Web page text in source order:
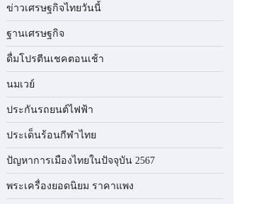
ข่าวเศรษฐกิจไทยวันนี้
ฐานเศรษฐกิจ
ดื่มโปรตีนเชคตอนเช้า
นมเวย์
ประกันรถยนต์ไฟฟ้า
ประเด็นร้อนกีฬาไทย
ปัญหาการเมืองไทยในปัจจุบัน 2567
พระเครื่องยอดนิยม ราคาแพง